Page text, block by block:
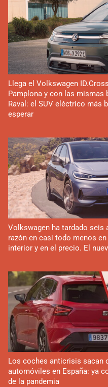
Llega el Volkswagen
Pamplona y con las mismas
Raval: el SUV eléctrico más
esperar
Volkswagen ha tardado seis
razón en casi todo menos
interior y en el precio. El
Los coches anticrisis sacan
automóviles en España: ya
de la pandemia